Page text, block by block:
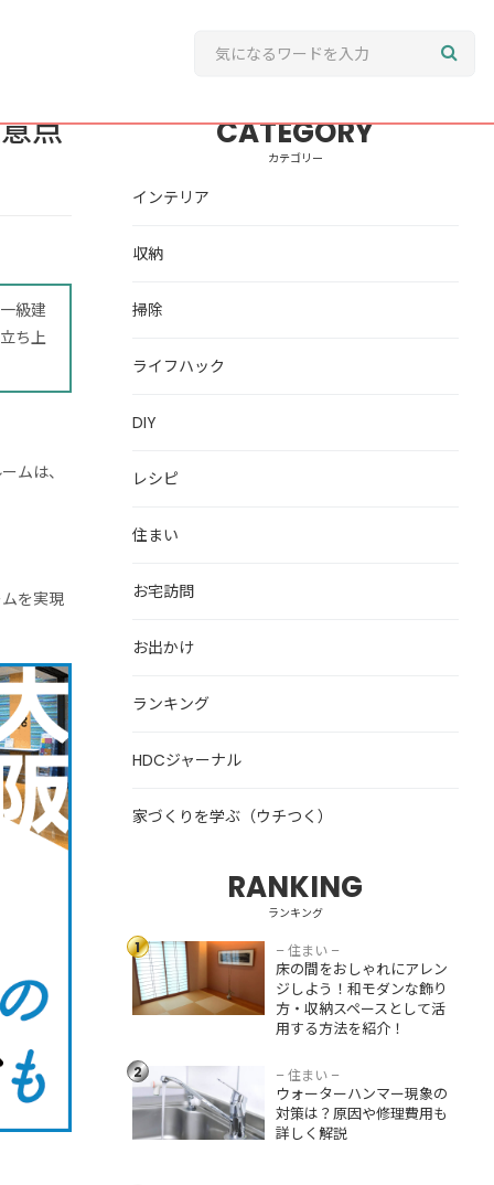
点
級建
ち上
ムは、
を実現
CATEGORY
カテゴリー
インテリア
収納
掃除
ライフハック
DIY
レシピ
住まい
お宅訪問
お出かけ
ランキング
HDCジャーナル
家づくりを学ぶ（ウチつく）
RANKING
ランキング
1
床の間をおしゃれ
り方・収納スペー
スとして活用する
方法を紹介！
– 住まい –
床の間をおしゃれにアレン
ジしよう！和モダンな飾り
方・収納スペースとして活
用する方法を紹介！
2
原因や修理費用も
詳しく解説
– 住まい –
ウォーターハンマー現象の
対策は？原因や修理費用も
詳しく解説